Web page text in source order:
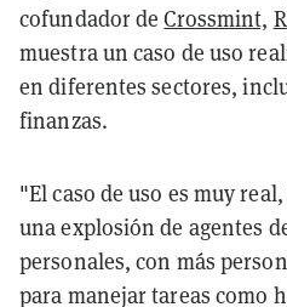
cofundador deCrossmint,
muestra un caso de uso
en diferentes sectores,
finanzas.
"El caso de uso es muy
una explosión de agentes
personales, con más
para manejar tareas como